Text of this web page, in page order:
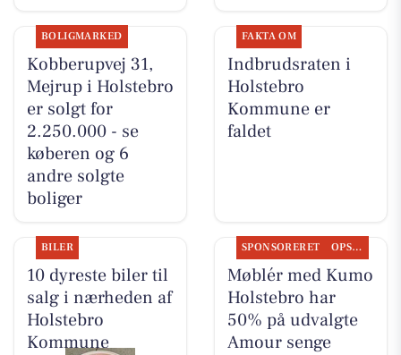
BOLIGMARKED
Kobberupvej 31,
Mejrup i Holstebro
er solgt for
2.250.000 - se
køberen og 6
andre solgte
boliger
FAKTA OM
Indbrudsraten i
Holstebro
Kommune er
faldet
BILER
10 dyreste biler til
salg i nærheden af
Holstebro
Kommune
SPONSORERET OPSLAGSTAVLEN
Møblér med Kumo
Holstebro har
50% på udvalgte
Amour senge